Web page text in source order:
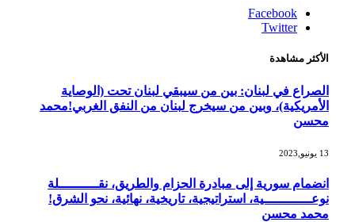
Facebook
Twitter
الأكثر مشاهدة
الصراع في لبنان: بين من سيبقي لبنان تحت (الوصاية
الأمريكية)، وبين من سيخرج لبنان من النفق الغربي!محمد
محسن
13 يونيو,2023
انضمام سورية إلى مبادرة الحزام والطريق، نقــــــــــلة
نوعــــــــــــية، استراتيجية، تاريخية، نهائية، نحو الشرق!
محمد محسن